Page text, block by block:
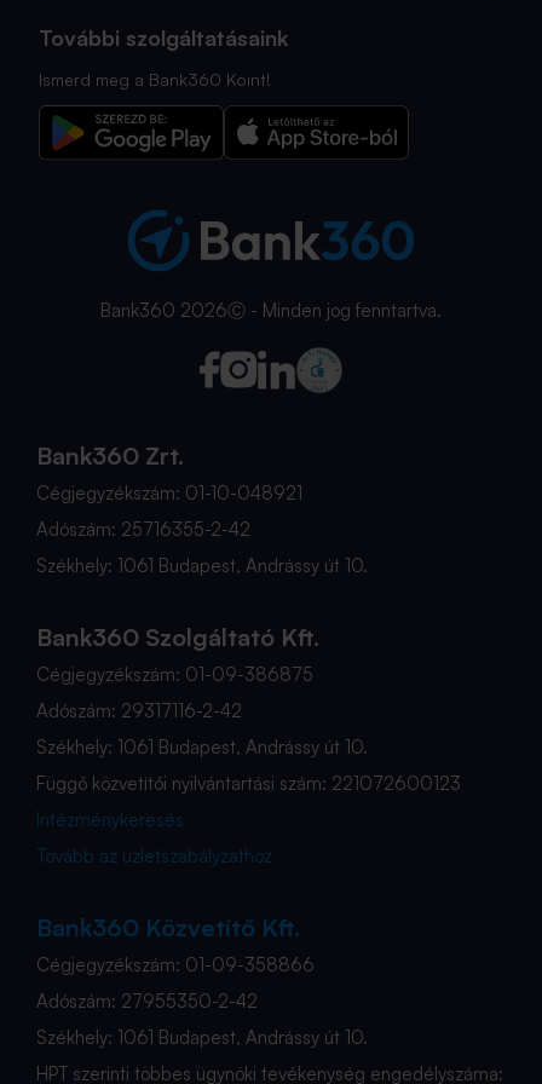
További szolgáltatásaink
Ismerd meg a Bank360 Koint!
Bank360 2026Ⓒ - Minden jog fenntartva.
Bank360 Zrt.
Cégjegyzékszám: 01-10-048921
Adószám: 25716355-2-42
Székhely: 1061 Budapest, Andrássy út 10.
Bank360 Szolgáltató Kft.
Cégjegyzékszám: 01-09-386875
Adószám: 29317116-2-42
Székhely: 1061 Budapest, Andrássy út 10.
Függő közvetítői nyilvántartási szám: 221072600123
Intézménykeresés
Tovább az üzletszabályzathoz
Bank360 Közvetítő Kft.
Cégjegyzékszám: 01-09-358866
Adószám: 27955350-2-42
Székhely: 1061 Budapest, Andrássy út 10.
HPT szerinti többes ügynöki tevékenység engedélyszáma: